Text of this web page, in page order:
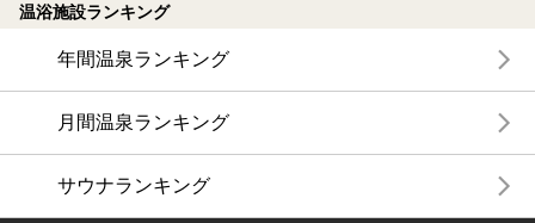
温浴施設ランキング
年間温泉ランキング
月間温泉ランキング
サウナランキング